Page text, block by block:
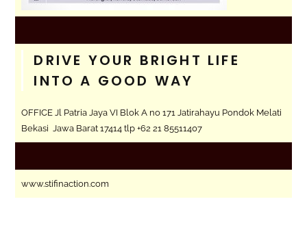
DRIVE YOUR BRIGHT LIFE
INTO A GOOD WAY
OFFICE Jl Patria Jaya VI Blok A no 171 Jatirahayu Pondok Melati
Bekasi Jawa Barat 17414 tlp +62 21 85511407
www.stifinaction.com